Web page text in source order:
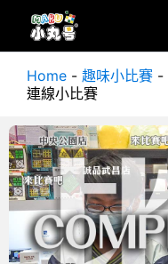
Home - 趣味小比賽 -
連線小比賽